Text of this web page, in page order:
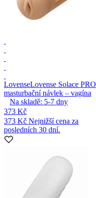
LovenseLovense Solace PRO
masturbační návlek – vagína
Na skladě: 5-7 dny
373 Kč
373 Kč Nejnižší cena za
posledních 30 dní.